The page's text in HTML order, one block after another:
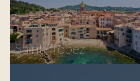
Saint-Tropez